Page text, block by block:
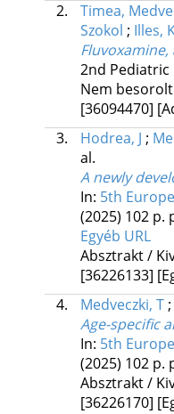
2.
Timea,
Szokol ; Illes,
2nd Pediatric
Nem
[36094470]
3.
Hodrea, J ;
al.
A newly
In: 5th
(2025) 102 p.
Egyéb URL
Absztrakt /
[36226133]
4.
Medveczki, T;
Age-specific
In: 5th
(2025) 102 p.
Absztrakt /
[36226170]